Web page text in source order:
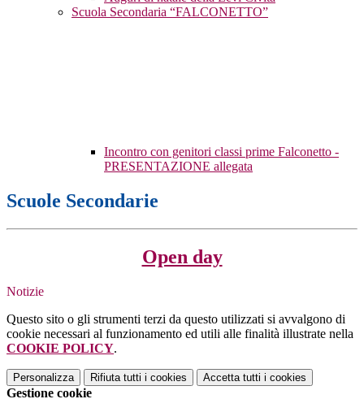
Scuola Secondaria “FALCONETTO”
Incontro con genitori classi prime Falconetto -
PRESENTAZIONE allegata
Scuole Secondarie
Open day
Notizie
Questo sito o gli strumenti terzi da questo utilizzati si avvalgono di
cookie necessari al funzionamento ed utili alle finalità illustrate nella
COOKIE POLICY.
Personalizza Rifiuta tutti i cookies Accetta tutti i cookies
Gestione cookie